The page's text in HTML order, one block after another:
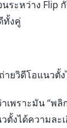
ระหว่าง Flip
ทั้งคู่
ายวิดีโอแนวตั้
เพราะมัน “พลิ
ตั้งได้ความละ